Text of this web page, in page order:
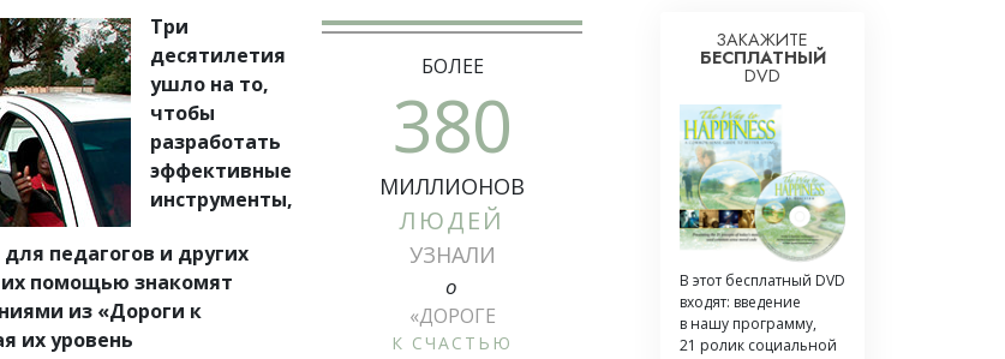
БОЛЕЕ
380
МИЛЛИОНОВ
ЛЮДЕЙ
УЗНАЛИ
о
«ДОРОГЕ
К СЧАСТЬЮ
Три
десятилетия
ушло на то,
чтобы
разработать
эффективные
инструменты,
педагогов и других
помощью знакомят
из «Дороги к
их уровень
ЗАКАЖИТЕ
БЕСПЛАТНЫЙ
DVD
В этот бесплатный DVD
входят: введение
в нашу программу,
21 ролик социальной